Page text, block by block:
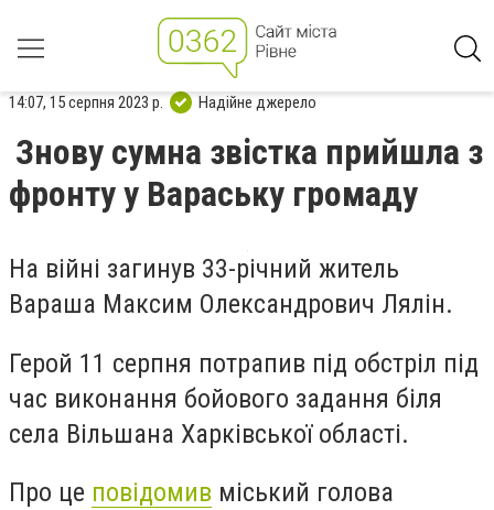
14:07, 15 серпня 2023 р. Надійне джерело
Знову сумна звістка прийшла з
фронту у Вараську громаду
На війні загинув 33-річний житель
Вараша Максим Олександрович Лялін.
Герой 11 серпня потрапив під обстріл під
час виконання бойового задання біля
села Вільшана Харківської області.
Про це повідомив міський голова